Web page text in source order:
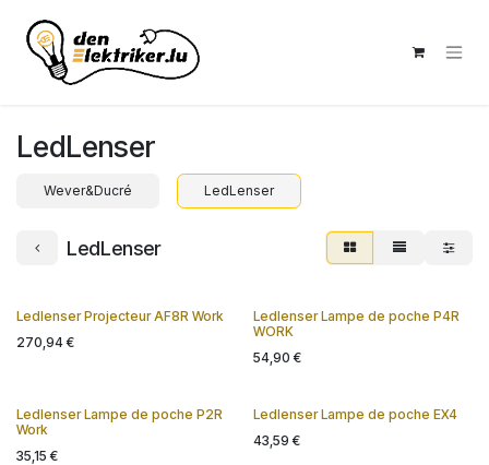
LedLenser
Wever&Ducré LedLenser
LedLenser
Ledlenser Projecteur AF8R Work
270,94€
Ledlenser Lampe de poche P4R
WORK
54,90 €
Ledlenser Lampe de poche P2R
Work
35,15 €
Ledlenser Lampe de poche EX4
43,59 €